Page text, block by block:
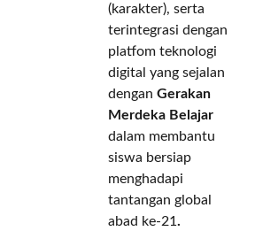
(karakter), serta
terintegrasi dengan
platfom teknologi
digital yangsejalan
dengan Gerakan
Merdeka Belajar
dalammembantu
siswa bersiap
menghadapi
tantangan global
abad ke-21 .